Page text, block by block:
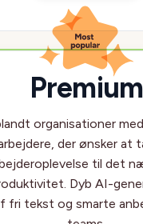
plan
plan
Premium
organisationer
der ønsker at
til det
Dyb AI-
fri tekst og smarte